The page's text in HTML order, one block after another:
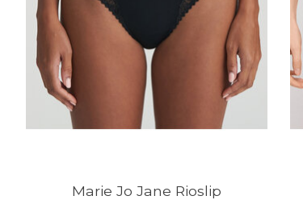
Marie Jo Jane Rioslip